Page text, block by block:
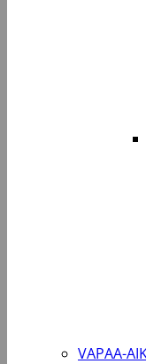
VAPAA-